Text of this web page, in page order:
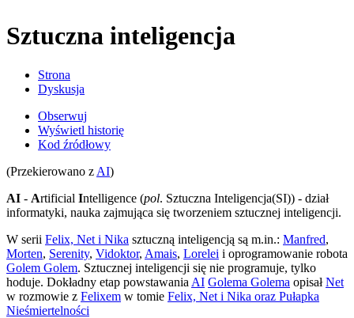
Sztuczna inteligencja
Strona
Dyskusja
Obserwuj
Wyświetl historię
Kod źródłowy
(Przekierowano z AI)
AI - Artificial Intelligence (pol. Sztuczna Inteligencja(SI)) - dział
informatyki, nauka zajmująca się tworzeniem sztucznej inteligencji.
W serii Felix, Net i Nika sztuczną inteligencją są m.in.: Manfred,
Morten, Serenity, Vidoktor, Amais, Lorelei i oprogramowanie robota
Golem Golem. Sztucznej inteligencji się nie programuje, tylko
hoduje. Dokładny etap powstawania AI Golema Golema opisałNet
w rozmowie z Felixem w tomie Felix, Net i Nika oraz Pułapka
Nieśmiertelności